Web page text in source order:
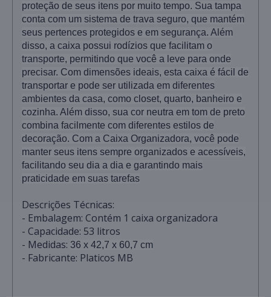
proteção de seus itens por muito tempo. Sua tampa
conta com um sistema de trava seguro, que mantém
seus pertences protegidos e em segurança. Além
disso, a caixa possui rodízios que facilitam o
transporte, permitindo que você a leve para onde
precisar. Com dimensões ideais, esta caixa é fácil de
transportar e pode ser utilizada em diferentes
ambientes da casa, como closet, quarto, banheiro e
cozinha. Além disso, sua cor neutra em tom de preto
combina facilmente com diferentes estilos de
decoração. Com a Caixa Organizadora, você pode
manter seus itens sempre organizados e acessíveis,
facilitando seu dia a dia e garantindo mais
praticidade em suas tarefas
Descrições Técnicas:
- Embalagem: Contém 1 caixa organizadora
- Capacidade: 53 litros
- Medidas: 36 x 42,7 x 60,7 cm
- Fabricante: Platicos MB